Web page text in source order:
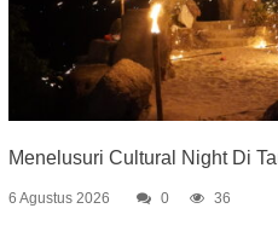
Menelusuri Cultural Night Di
6 Agustus 2026 0 36